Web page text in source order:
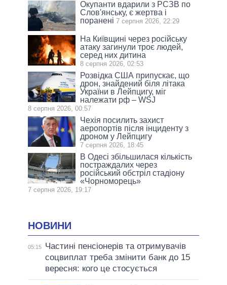
Окупанти вдарили з РСЗВ по
Слов'янську, є жертва і
поранені 7 серпня 2026, 22:29
На Київщині через російську
атаку загинули троє людей,
серед них дитина
8 серпня 2026, 02:53
Розвідка США припускає, що
дрон, знайдений біля літака
України в Лейпцигу, міг
належати рф – WSJ
8 серпня 2026, 00:57
Чехія посилить захист
аеропортів після інциденту з
дроном у Лейпцигу
7 серпня 2026, 18:45
В Одесі збільшилася кількість
постраждалих через
російський обстріл стадіону
«Чорноморець»
7 серпня 2026, 19:17
НОВИНИ
05:15
Частині пенсіонерів та отримувачів
соцвиплат треба змінити банк до 15
вересня: кого це стосується